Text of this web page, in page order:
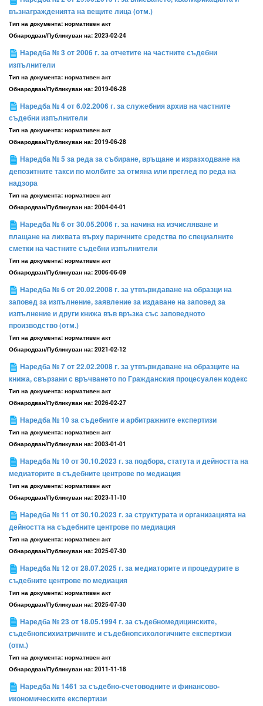
възнагражденията на вещите лица (отм.)
Тип на документа: нормативен акт
Обнародван/Публикуван на: 2023-02-24
Наредба № 3 от 2006 г. за отчетите на частните съдебни
изпълнители
Тип на документа: нормативен акт
Обнародван/Публикуван на: 2019-06-28
Наредба № 4 от 6.02.2006 г. за служебния архив на частните
съдебни изпълнители
Тип на документа: нормативен акт
Обнародван/Публикуван на: 2019-06-28
Наредба № 5 за реда за събиране, връщане и изразходване на
депозитните такси по молбите за отмяна или преглед по реда на
надзора
Тип на документа: нормативен акт
Обнародван/Публикуван на: 2004-04-01
Наредба № 6 от 30.05.2006 г. за начина на изчисляване и
плащане на лихвата върху паричните средства по специалните
сметки на частните съдебни изпълнители
Тип на документа: нормативен акт
Обнародван/Публикуван на: 2006-06-09
Наредба № 6 от 20.02.2008 г. за утвърждаване на образци на
заповед за изпълнение, заявление за издаване на заповед за
изпълнение и други книжа във връзка със заповедното
производство (отм.)
Тип на документа: нормативен акт
Обнародван/Публикуван на: 2021-02-12
Наредба № 7 от 22.02.2008 г. за утвърждаване на образците на
книжа, свързани с връчването по Гражданския процесуален кодекс
Тип на документа: нормативен акт
Обнародван/Публикуван на: 2026-02-27
Наредба № 10 за съдебните и арбитражните експертизи
Тип на документа: нормативен акт
Обнародван/Публикуван на: 2003-01-01
Наредба № 10 от 30.10.2023 г. за подбора, статута и дейността на
медиаторите в съдебните центрове по медиация
Тип на документа: нормативен акт
Обнародван/Публикуван на: 2023-11-10
Наредба № 11 от 30.10.2023 г. за структурата и организацията на
дейността на съдебните центрове по медиация
Тип на документа: нормативен акт
Обнародван/Публикуван на: 2025-07-30
Наредба № 12 от 28.07.2025 г. за медиаторите и процедурите в
съдебните центрове по медиация
Тип на документа: нормативен акт
Обнародван/Публикуван на: 2025-07-30
Наредба № 23 от 18.05.1994 г. за съдебномедицинските,
съдебнопсихиатричните и съдебнопсихологичните експертизи
(отм.)
Тип на документа: нормативен акт
Обнародван/Публикуван на: 2011-11-18
Наредба № 1461 за съдебно-счетоводните и финансово-
икономическите експертизи